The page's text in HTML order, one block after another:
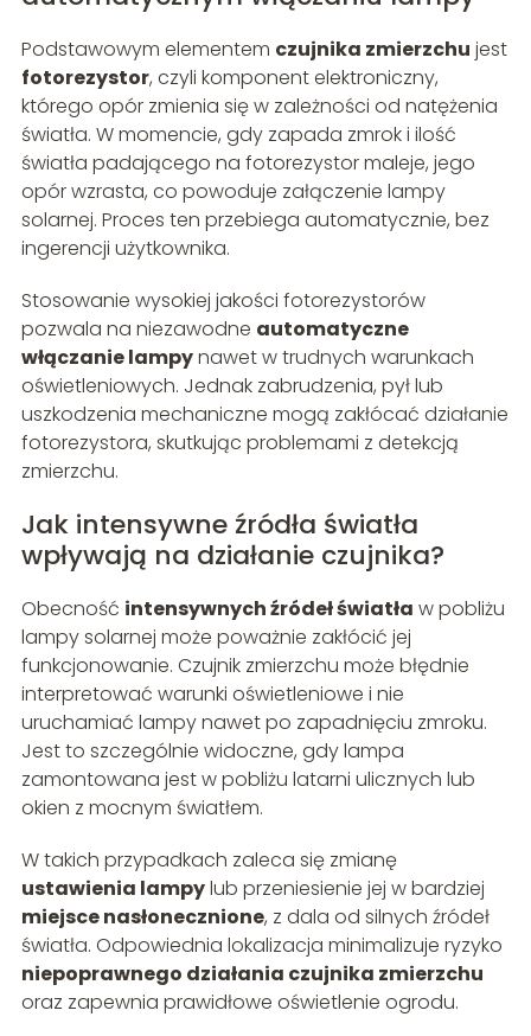
Podstawowym elementem czujnika zmierzchu jest
fotorezystor, czyli komponent elektroniczny,
którego opór zmienia się w zależności od natężenia
światła. W momencie, gdy zapada zmrok i ilość
światła padającego na fotorezystor maleje, jego
opór wzrasta, co powoduje załączenie lampy
solarnej. Proces ten przebiega automatycznie, bez
ingerencji użytkownika.
Stosowanie wysokiej jakości fotorezystorów
pozwala na niezawodne automatyczne
włączanie lampynawet w trudnych warunkach
oświetleniowych. Jednak zabrudzenia, pył lub
uszkodzenia mechaniczne mogą zakłócać działanie
fotorezystora, skutkując problemami z detekcją
zmierzchu.
Jak intensywne źródła światła
wpływają na działanie czujnika?
Obecność intensywnych źródeł światła w pobliżu
lampy solarnej może poważnie zakłócić jej
funkcjonowanie. Czujnik zmierzchu może błędnie
interpretować warunki oświetleniowe i nie
uruchamiać lampy nawet po zapadnięciu zmroku.
Jest to szczególnie widoczne, gdy lampa
zamontowana jest w pobliżu latarni ulicznych lub
okien z mocnym światłem.
W takich przypadkach zaleca się zmianę
ustawienia lampylub przeniesienie jej w bardziej
miejsce nasłonecznione, z dala od silnych źródeł
światła. Odpowiednia lokalizacja minimalizuje ryzyko
niepoprawnego działania czujnika zmierzchu
oraz zapewnia prawidłowe oświetlenie ogrodu.